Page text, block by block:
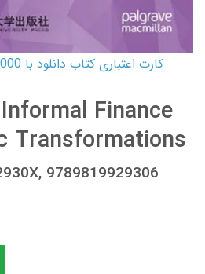
Finance
Transformations
9789819929306